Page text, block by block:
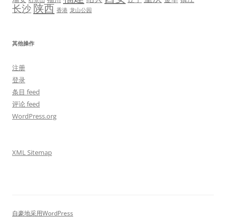
长沙陕西 香港 龙山公园
其他操作
注册
登录
条目 feed
评论 feed
WordPress.org
XML Sitemap
自豪地采用WordPress